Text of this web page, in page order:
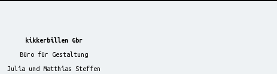
kikkerbillen Gbr
Büro für Gestaltung
Julia und Matthias Steffen